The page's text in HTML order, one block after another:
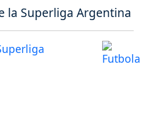
la Superliga Argentina